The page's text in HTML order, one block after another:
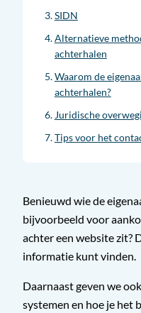
SIDN
Alternatieve
achterhalen
Waarom de
achterhalen?
Juridische
Tips voor het
Benieuwd wie de
bijvoorbeeld voor
achter een website zit?
informatie kunt vinden.
Daarnaast geven we
systemen en hoe je het